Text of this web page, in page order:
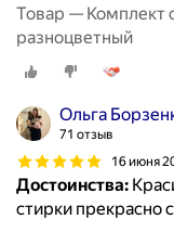
Товар — Комплект
разноцветный
Ольга
71 отзыв
16 июня
Достоинства:
стирки прекрасно